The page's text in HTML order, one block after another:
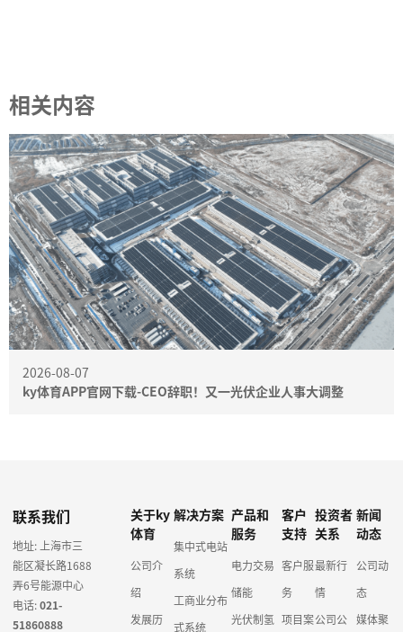
相关内容
2026-08-07
ky体育APP官网下载-CEO辞职！又一光伏企业人事大调整
联系我们
地址: 上海市三
能区凝长路1688
弄6号能源中心
电话:021-
51860888
关于ky
体育
公司介
绍
发展历
解决方案
集中式电站
系统
工商业分布
式系统
产品和
服务
电力交易
储能
光伏制氢
客户
支持
客户服
务
项目案
投资者
关系
最新行
情
公司公
新闻
动态
公司动
态
媒体聚